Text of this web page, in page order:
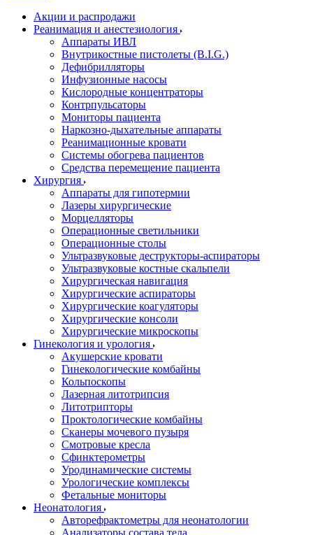
Акции и распродажи
Реанимация и анестезиология
Аппараты ИВЛ
Внутрикостные пистолеты (B.I.G.)
Дефибрилляторы
Инфузионные насосы
Кислородные концентраторы
Контрпульсаторы
Мониторы пациента
Наркозно-дыхательные аппараты
Реанимационные кровати
Системы обогрева пациентов
Средства перемещение пациента
Хирургия
Аппараты для гипотермии
Лазеры хирургические
Морцелляторы
Операционные светильники
Операционные столы
Ультразвуковые деструкторы-аспираторы
Ультразвуковые костные скальпели
Хирургическая навигация
Хирургические аспираторы
Хирургические коагуляторы
Хирургические консоли
Хирургические микроскопы
Гинекология и урология
Акушерские кровати
Гинекологические комбайны
Кольпоскопы
Лазерная литотрипсия
Литотрипторы
Проктологические комбайны
Сканеры мочевого пузыря
Смотровые кресла
Сфинктерометры
Уродинамические системы
Урологические комплексы
Фетальные мониторы
Неонатология
Авторефрактометры для неонатологии
Анализаторы состава тела